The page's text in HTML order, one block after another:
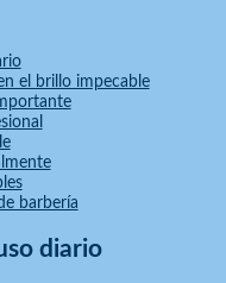
el brillo impecable
barbería
diario